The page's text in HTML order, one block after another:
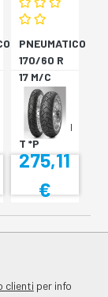
PNEUMATICO
170/60 R
17 M/C
72V
TL????
SCORPION
T *P
275,11
€
clienti per info